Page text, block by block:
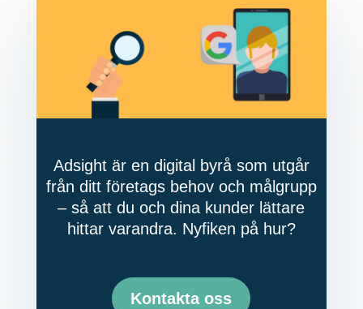
Adsight är en digital byrå som utgår
från ditt företags behov och målgrupp
– så att du och dina kunder lättare
hittar varandra. Nyfiken på hur?
Kontakta oss